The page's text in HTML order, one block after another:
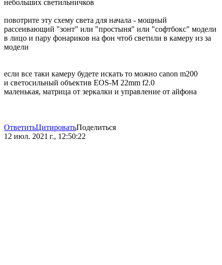
небольших светильничков
повотрите эту схему света для начала - мощный
рассеивающий "зонт" или "простыня" или "софтбокс" модели
в лицо и пару фонариков на фон чтоб светили в камеру из за
модели
если все таки камеру будете искать то можно canon m200
и светосильный объектив EOS-M 22mm f2.0
маленькая, матрица от зеркалки и управление от айфона
ОтветитьЦитироватьПоделиться
12 июл. 2021 г., 12:50:22